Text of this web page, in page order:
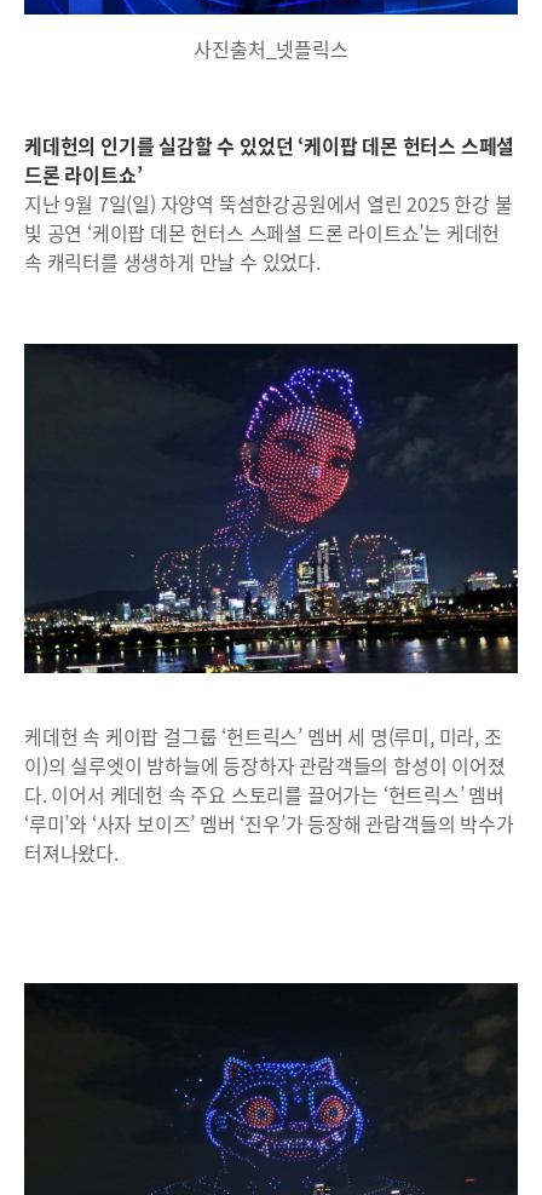
사진출처_넷플릭스
케데헌의 인기를 실감할 수 있었던 ‘케이팝 데몬 헌터스 스페셜
드론 라이트쇼’
지난 9월 7일(일) 자양역 뚝섬한강공원에서 열린 2025 한강 불
빛 공연 ‘케이팝 데몬 헌터스 스페셜 드론 라이트쇼’는 케데헌
속 캐릭터를 생생하게 만날 수 있었다.
케데헌 속 케이팝 걸그룹 ‘헌트릭스’ 멤버 세 명(루미, 미라, 조
이)의 실루엣이 밤하늘에 등장하자 관람객들의 함성이 이어졌
다. 이어서 케데헌 속 주요 스토리를 끌어가는 ‘헌트릭스’ 멤버
‘루미’와 ‘사자 보이즈’ 멤버 ‘진우’가 등장해 관람객들의 박수가
터져나왔다.